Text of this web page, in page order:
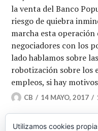
la venta del Banco
riesgo de quiebra
marcha esta
negociadores con los
lado hablamos sobre
robotización sobre los
empleos, si hay
CB 14 MAYO, 2017
Utilizamos cookies